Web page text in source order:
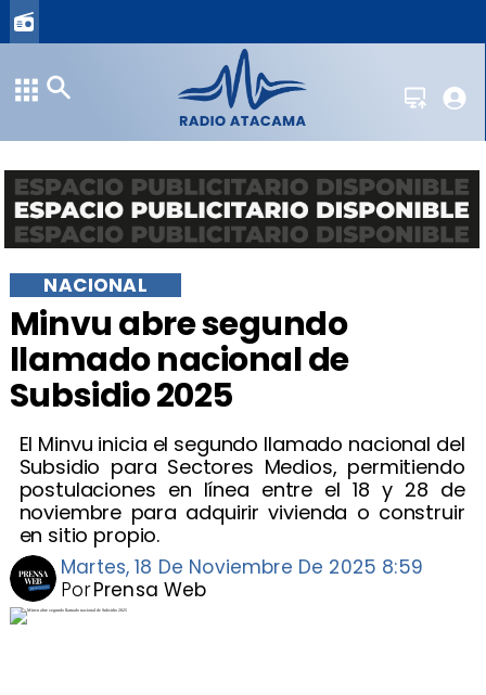
Minvu abre segundo
llamado nacional de
Subsidio 2025
El Minvu inicia el segundo llamado nacional del
Subsidio para Sectores Medios, permitiendo
postulaciones en línea entre el 18 y 28 de
noviembre para adquirir vivienda o construir
en sitio propio.
NACIONAL
Martes, 18 De Noviembre De 2025 8:59
Prensa Web
Por